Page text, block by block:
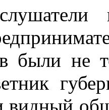
были не
видный